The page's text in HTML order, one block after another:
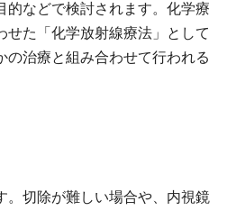
的などで検討されます。化学療
せた「化学放射線療法」として
の治療と組み合わせて行われる
。切除が難しい場合や、内視鏡